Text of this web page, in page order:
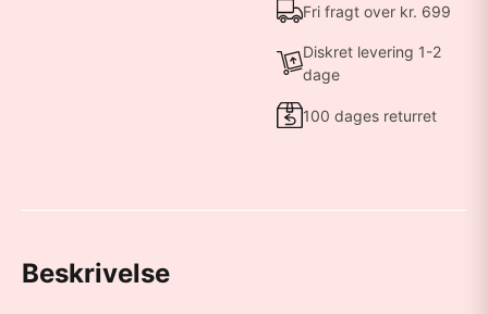
Fri fragt over kr. 699
Diskret levering 1-2
dage
100 dages returret
Beskrivelse